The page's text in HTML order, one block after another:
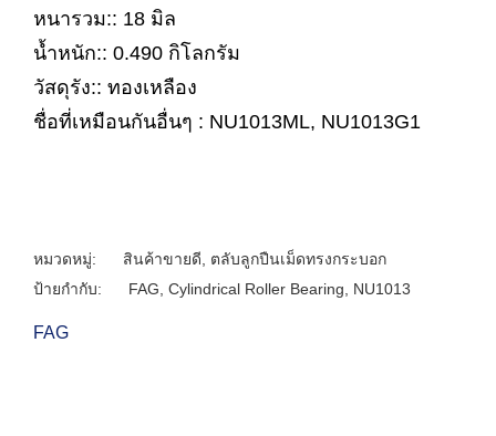
หนารวม:: 18 มิล
น้ำหนัก:: 0.490 กิโลกรัม
วัสดุรัง:: ทองเหลือง
ชื่อที่เหมือนกันอื่นๆ : NU1013ML, NU1013G1
หมวดหมู่: สินค้าขายดี
ตลับลูกปืนเม็ดทรงกระบอก
ป้ายกำกับ:
FAG Cylindrical Roller Bearing NU1013
FAG